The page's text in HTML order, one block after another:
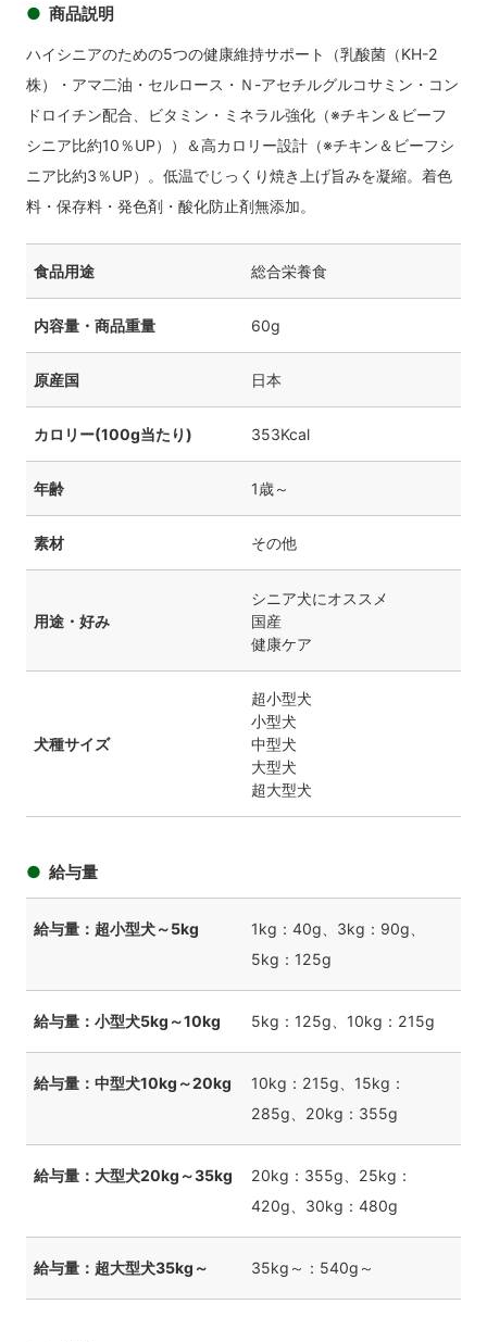
商品説明
ハイシニアのための5つの健康維持サポート（乳酸菌（KH-2
株）・アマ二油・セルロース・Ｎ-アセチルグルコサミン・コン
ドロイチン配合、ビタミン・ミネラル強化（※チキン＆ビーフ
シニア比約10％UP））＆高カロリー設計（※チキン＆ビーフシ
ニア比約3％UP）。低温でじっくり焼き上げ旨みを凝縮。着色
料・保存料・発色剤・酸化防止剤無添加。
食品用途 総合栄養食
内容量・商品重量 60g
原産国 日本
カロリー(100g当たり) 353Kcal
年齢 1歳～
素材 その他
用途・好み
シニア犬にオススメ
国産
健康ケア
犬種サイズ
超小型犬
小型犬
中型犬
大型犬
超大型犬
給与量
給与量：超小型犬～5kg
1kg：40g、3kg：90g、
5kg：125g
給与量：小型犬5kg～10kg 5kg：125g、10kg：215g
給与量：中型犬10kg～20kg
10kg：215g、15kg：
285g、20kg：355g
給与量：大型犬20kg～35kg
20kg：355g、25kg：
420g、30kg：480g
給与量：超大型犬35kg～ 35kg～：540g～